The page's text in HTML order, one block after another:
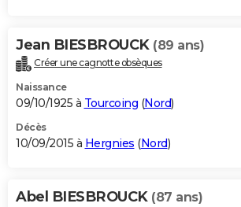
Jean BIESBROUCK (89 ans)
Créer une cagnotte obsèques
Naissance
09/10/1925 à Tourcoing (Nord)
Décès
10/09/2015 à Hergnies (Nord)
Abel BIESBROUCK (87 ans)